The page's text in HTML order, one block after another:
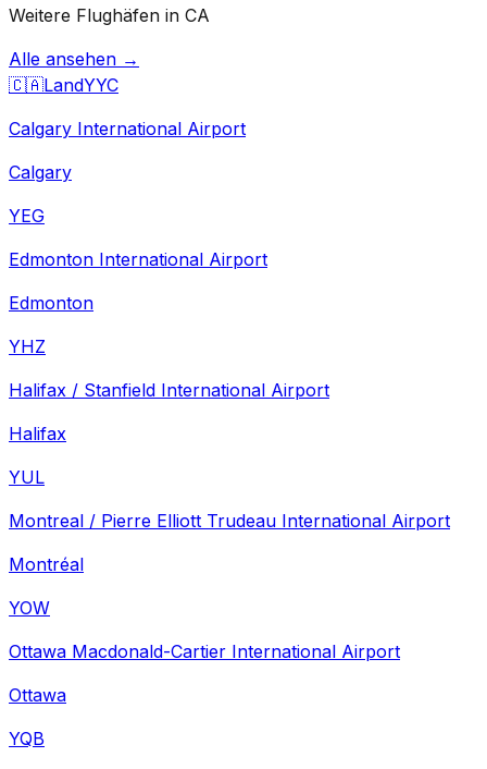
Weitere Flughäfen in CA
Alle ansehen →
🇨🇦LandYYC
Calgary International Airport
Calgary
YEG
Edmonton International Airport
Edmonton
YHZ
Halifax / Stanfield International Airport
Halifax
YUL
Montreal / Pierre Elliott Trudeau International Airport
Montréal
YOW
Ottawa Macdonald-Cartier International Airport
Ottawa
YQB